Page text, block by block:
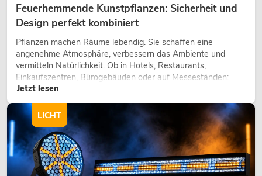
OMNITRONIC BD-1320 Plattenspieler
No. 10603048Artikel nicht mehr verfügbar
Feuerhemmende Kunstpflanzen: Sicherheit und
Design perfekt kombiniert
Pflanzen machen Räume lebendig. Sie schaffen eine
angenehme Atmosphäre, verbessern das Ambiente und
vermitteln Natürlichkeit. Ob in Hotels, Restaurants,
Einkaufszentren, Bürogebäuden oder auf Messeständen:
eine hochwertige Begrünung gehört heute längst zum
Jetzt lesen
LICHT